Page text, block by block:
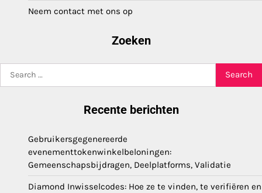
Neem contact met ons op
Zoeken
Search
for:
Recente berichten
Gebruikersgegenereerde
evenementtokenwinkelbeloningen:
Gemeenschapsbijdragen, Deelplatforms, Validatie
Diamond Inwisselcodes: Hoe ze te vinden, te verifiëren en